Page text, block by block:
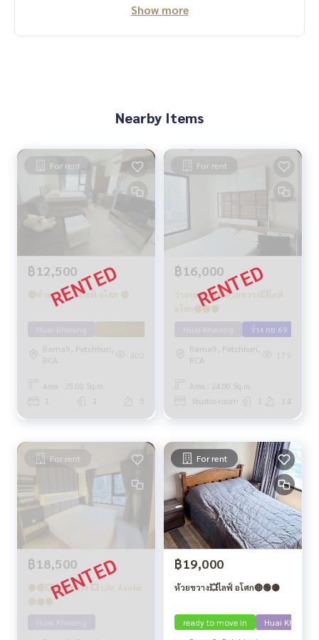
Show more
Nearby Items
For rent
฿12,500
🔴ห้วยขวาง 💥ไลฟ์ อโศก 🔴
Rama9, Petchburi,
RCA
402
Area : 25.00 Sq.m.
1 1 5
For rent
฿16,000
ว่างกย69🔴🟡ห้วยขวาง💥ไลฟ์
อโศก🔴🟢🟡
ว่าง กย 69
Rama9, Petchburi,
RCA
179
Area : 24.00 Sq.m.
Studio room 1 14
For rent
฿18,500
🟡🔴💥ห้วยขวาง 💥 Life Asoke
🔴🟡🟢
For rent
฿19,000
ห้วยขวาง💥ไลฟ์ อโศก🔴🟢🟡
ready to move in
Huai Khwang